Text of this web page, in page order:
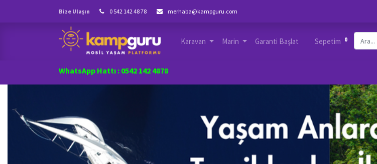
Bize Ulaşın 0 542 142 48 78 merhaba@kampguru.com
Karavan Marin Garanti Başlat Sepetim 0
WhatsApp Hattı : 0542 142 4878